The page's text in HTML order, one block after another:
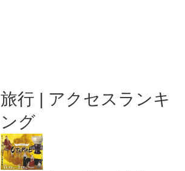
旅行 | アクセスランキ
ング